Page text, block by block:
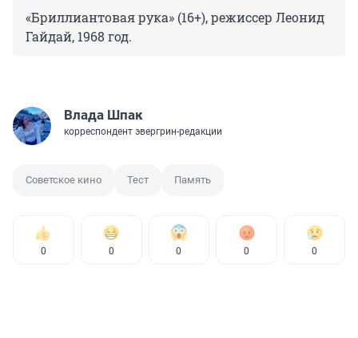
«Бриллиантовая рука» (16+), режиссер Леонид
Гайдай, 1968 год.
Влада Шпак
корреспондент эвергрин-редакции
Советское кино Тест Память
0 0 0 0 0